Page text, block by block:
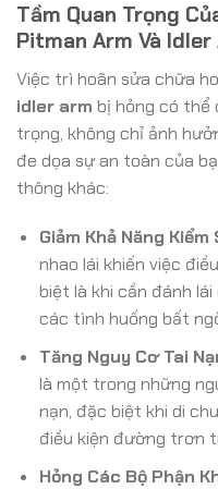
Tầm Quan Trọng
Pitman Arm Và Idler
Việc trì hoãn sửa chữa
idler arm bị hỏng có thể
trọng, không chỉ ảnh
đe dọa sự an toàn của
thông khác:
Giảm Khả Năng
nhao lái khiến việc
biệt là khi cần đánh
các tình huống bất
Tăng Nguy Cơ Tai
là một trong những
nạn, đặc biệt khi di
điều kiện đường trơn
Hỏng Các Bộ Phận